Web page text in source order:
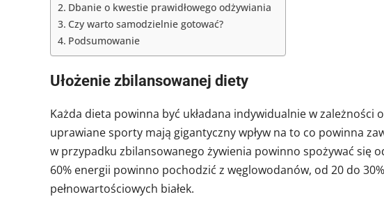
Dbanie o kwestie prawidłowego odżywiania
Czy warto samodzielnie gotować?
Podsumowanie
Ułożenie zbilansowanej diety
Każda dieta powinna być układana indywidualnie w
uprawiane sporty mają gigantyczny wpływ na to co powinna
w przypadku zbilansowanego żywienia powinno spożywać się
60% energii powinno pochodzić z węglowodanów, od 20 do
pełnowartościowych białek.